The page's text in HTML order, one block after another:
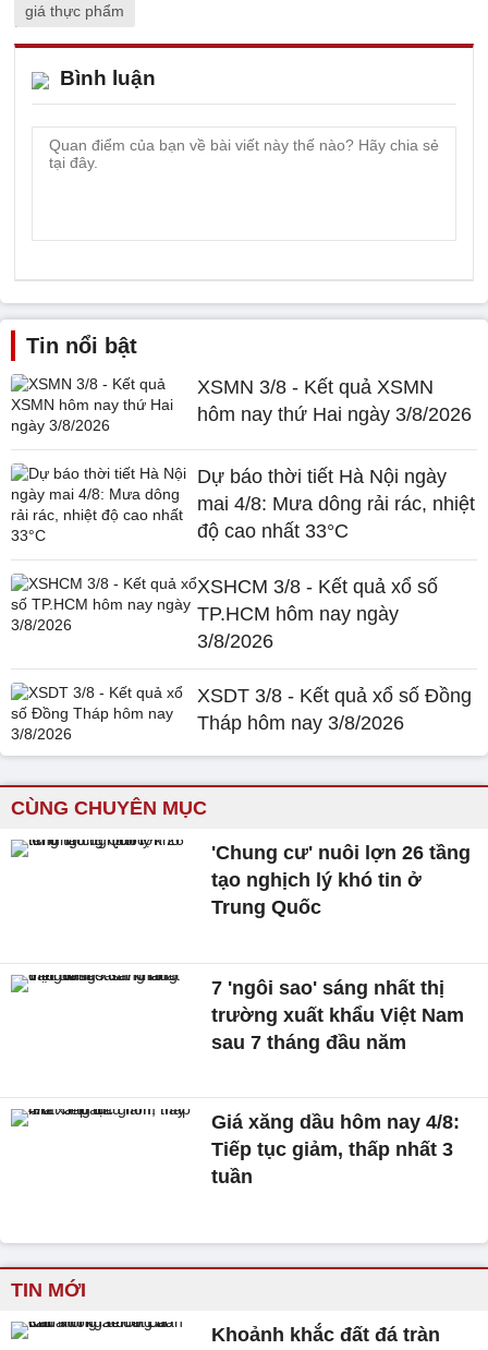
giá thực phẩm
Bình luận
Tin nổi bật
XSMN 3/8 - Kết quả XSMN
hôm nay thứ Hai ngày 3/8/2026
Dự báo thời tiết Hà Nội ngày
mai 4/8: Mưa dông rải rác, nhiệt
độ cao nhất 33°C
XSHCM 3/8 - Kết quả xổ số
TP.HCM hôm nay ngày
3/8/2026
XSDT 3/8 - Kết quả xổ số Đồng
Tháp hôm nay 3/8/2026
CÙNG CHUYÊN MỤC
'Chung cư' nuôi lợn 26 tầng
tạo nghịch lý khó tin ở
Trung Quốc
7 'ngôi sao' sáng nhất thị
trường xuất khẩu Việt Nam
sau 7 tháng đầu năm
Giá xăng dầu hôm nay 4/8:
Tiếp tục giảm, thấp nhất 3
tuần
TIN MỚI
Khoảnh khắc đất đá tràn